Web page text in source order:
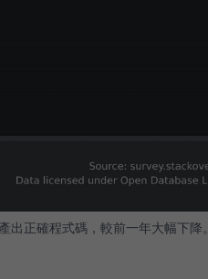
正確程式碼，較前一年大幅下降。